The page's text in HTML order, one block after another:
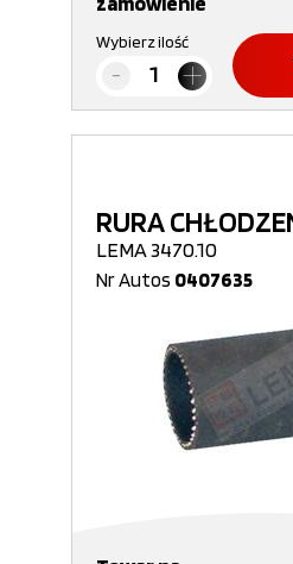
Wybierz ilość
RURA
LEMA 3470.10
Nr Autos 0407635